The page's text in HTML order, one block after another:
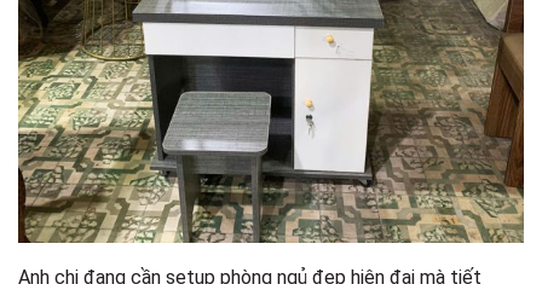
Anh chị đang cần setup phòng ngủ đẹp hiện đại mà tiết